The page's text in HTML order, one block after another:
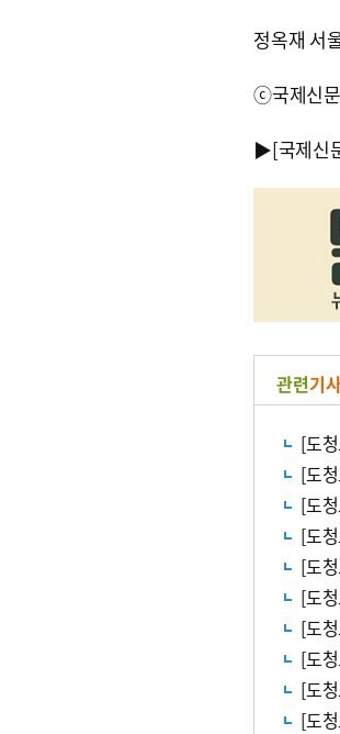
정옥재 서
ⓒ국제신
▶[국제신
관련기
[도
[도
[도
[도
[도
[도
[도
[도
[도
[도